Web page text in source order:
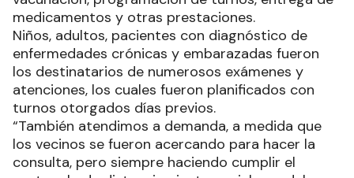
medicamentos y otras prestaciones.
Niños, adultos, pacientes con diagnóstico de
enfermedades crónicas y embarazadas fueron
los destinatarios de numerosos exámenes y
atenciones, los cuales fueron planificados con
turnos otorgados días previos.
“También atendimos a demanda, a medida que
los vecinos se fueron acercando para hacer la
consulta, pero siempre haciendo cumplir el